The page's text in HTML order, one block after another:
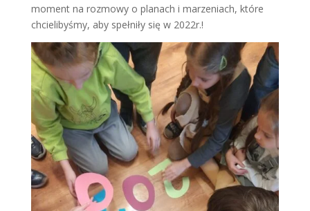
moment na rozmowy o planach i marzeniach, które
chcielibyśmy, aby spełniły się w 2022r.!